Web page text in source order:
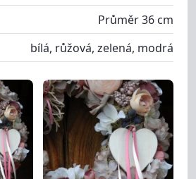
Průměr 36 cm
bílá, růžová, zelená, modrá